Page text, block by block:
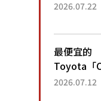
用全長4.7
還推出
人座版...
2026.07.22
最便宜的
Toyota「
注！ 搭載
2026.07.12